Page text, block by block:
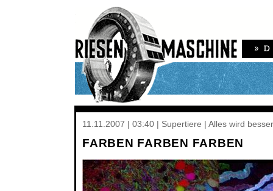
11.11.2007 | 03:40 | Supertiere | Alles wird besser
FARBEN FARBEN FARBEN